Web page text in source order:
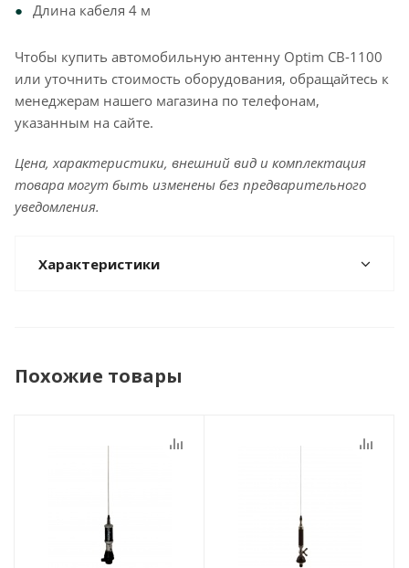
Длина кабеля 4 м
Чтобы купить автомобильную антенну Optim CB-1100
или уточнить стоимость оборудования, обращайтесь к
менеджерам нашего магазина по телефонам,
указанным на сайте.
Цена, характеристики, внешний вид и комплектация
товара могут быть изменены без предварительного
уведомления.
Характеристики
Похожие товары